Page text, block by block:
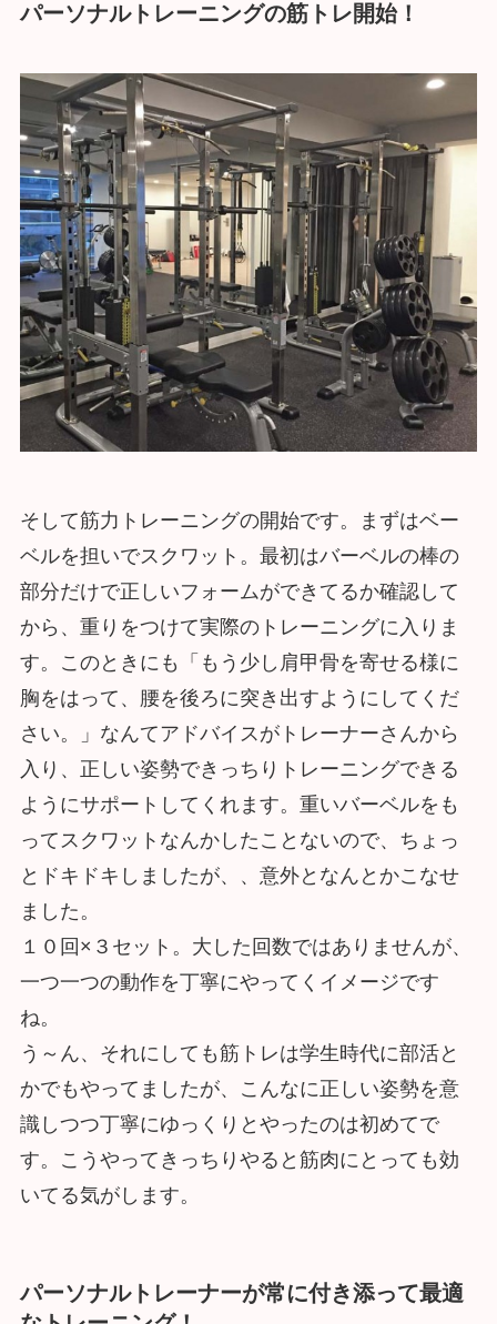
パーソナルトレーニングの筋トレ開始！
そして筋力トレーニングの開始です。まずはベー
ベルを担いでスクワット。最初はバーベルの棒の
部分だけで正しいフォームができてるか確認して
から、重りをつけて実際のトレーニングに入りま
す。このときにも「もう少し肩甲骨を寄せる様に
胸をはって、腰を後ろに突き出すようにしてくだ
さい。」なんてアドバイスがトレーナーさんから
入り、正しい姿勢できっちりトレーニングできる
ようにサポートしてくれます。重いバーベルをも
ってスクワットなんかしたことないので、ちょっ
とドキドキしましたが、、意外となんとかこなせ
ました。
１０回×３セット。大した回数ではありませんが、
一つ一つの動作を丁寧にやってくイメージです
ね。
う～ん、それにしても筋トレは学生時代に部活と
かでもやってましたが、こんなに正しい姿勢を意
識しつつ丁寧にゆっくりとやったのは初めてで
す。こうやってきっちりやると筋肉にとっても効
いてる気がします。
パーソナルトレーナーが常に付き添って最適